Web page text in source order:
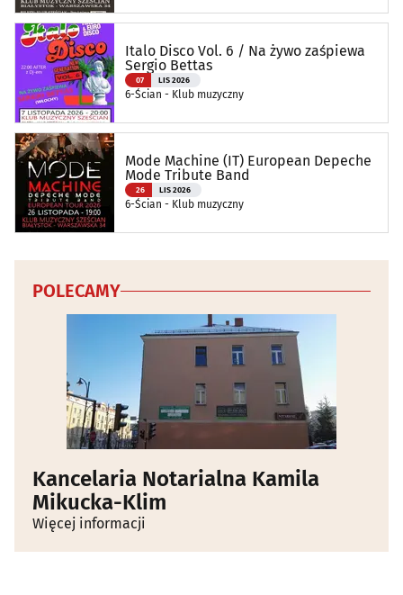
Italo Disco Vol. 6 / Na żywo zaśpiewa
Sergio Bettas
07 LIS 2026
6-Ścian - Klub muzyczny
Mode Machine (IT) European Depeche
Mode Tribute Band
26 LIS 2026
6-Ścian - Klub muzyczny
POLECAMY
Kancelaria Notarialna Kamila
Mikucka-Klim
Więcej informacji